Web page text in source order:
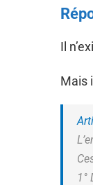
Il
Mais
1°